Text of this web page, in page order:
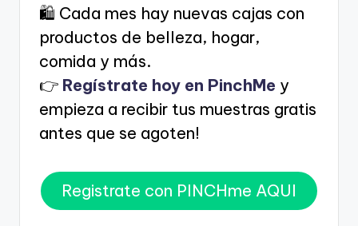
🛍️ Cada mes hay nuevas cajas con
productos de belleza, hogar,
comida y más.
👉 Regístrate hoy en PinchMe y
empieza a recibir tus muestras gratis
antes que se agoten!
Registrate con PINCHme AQUI